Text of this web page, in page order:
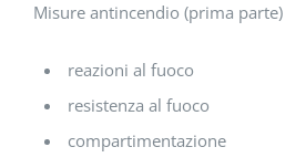
Misure antincendio (prima parte)
reazioni al fuoco
resistenza al fuoco
compartimentazione